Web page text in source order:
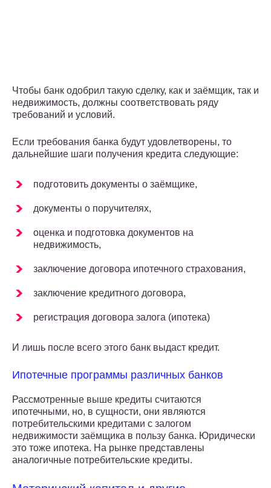
Чтобы банк одобрил такую сделку, как и заёмщик, так и
недвижимость, должны соответствовать ряду
требований и условий.
Если требования банка будут удовлетворены, то
дальнейшие шаги получения кредита следующие:
подготовить документы о заёмщике,
документы о поручителях,
оценка и подготовка документов на
недвижимость,
заключение договора ипотечного страхования,
заключение кредитного договора,
регистрация договора залога (ипотека)
И лишь после всего этого банк выдаст кредит.
Ипотечные программы различных банков
Рассмотренные выше кредиты считаются
ипотечными, но, в сущности, они являются
потребительскими кредитами с залогом
недвижимости заёмщика в пользу банка. Юридически
это тоже ипотека. На рынке представлены
аналогичные потребительские кредиты.